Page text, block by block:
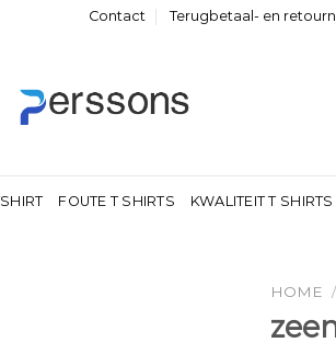
Contact Terugbetaal- en
FOUTE T SHIRTS KWALITEIT T SHIRTS
HOME /